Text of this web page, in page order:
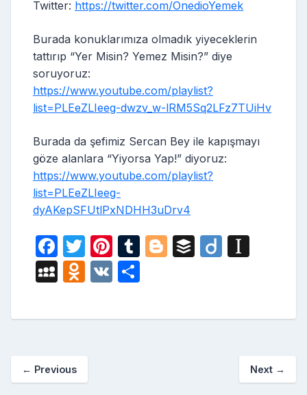
Twitter: https://twitter.com/OnedioYemek
Burada konuklarımıza olmadık yiyeceklerin
tattırıp “Yer Misin? Yemez Misin?” diye
soruyoruz:
https://www.youtube.com/playlist?
list=PLEeZLIeeg-dwzv_w-lRM5Sq2LFz7TUiHv
Burada da şefimiz Sercan Bey ile kapışmayı
göze alanlara “Yiyorsa Yap!” diyoruz:
https://www.youtube.com/playlist?
list=PLEeZLIeeg-
dyAKepSFUtlPxNDHH3uDrv4
F
a
c
e
o
T
w
itt
er
Pi
nt
er
e
T
bl
Bl
g
B
r
Di
p
er
M
S
a
c
O
n
a
V
ar
← Previous Next →